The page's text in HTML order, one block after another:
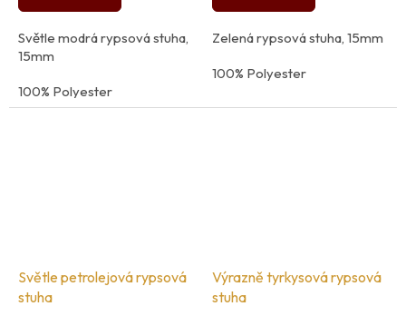
Světle modrá rypsová stuha,
15mm
100% Polyester
Zelená rypsová stuha, 15mm
100% Polyester
Světle petrolejová rypsová
stuha
Výrazně tyrkysová rypsová
stuha